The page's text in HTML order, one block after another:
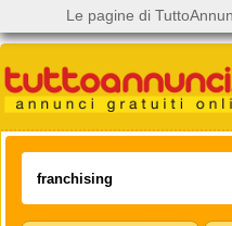
Le pagine di